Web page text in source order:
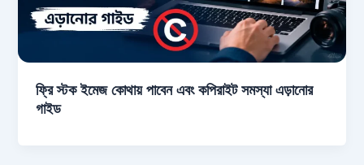
ফ্রি স্টক ইমেজ কোথায় পাবেন এবং কপিরাইট সমস্যা এড়ানোর
গাইড